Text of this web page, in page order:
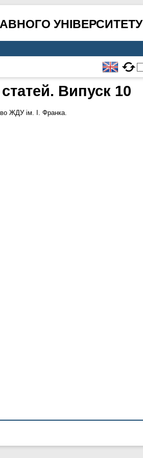
УНІВЕРСИТЕТУ
статей. Випуск 10
ЖДУ ім. І. Франка.